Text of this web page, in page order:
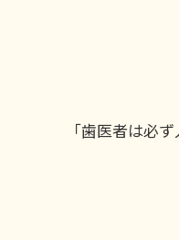
「歯医者は必